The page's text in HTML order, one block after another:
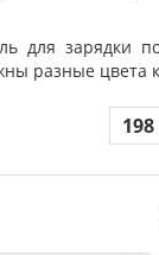
для зарядки
разные цвета